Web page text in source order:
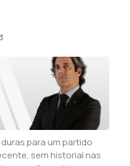
para um partido
sem historial nas